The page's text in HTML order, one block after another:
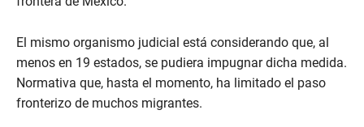
El mismo organismo judicial está considerando que, al
menos en 19 estados, se pudiera impugnar dicha medida.
Normativa que, hasta el momento, ha limitado el paso
fronterizo de muchos migrantes.